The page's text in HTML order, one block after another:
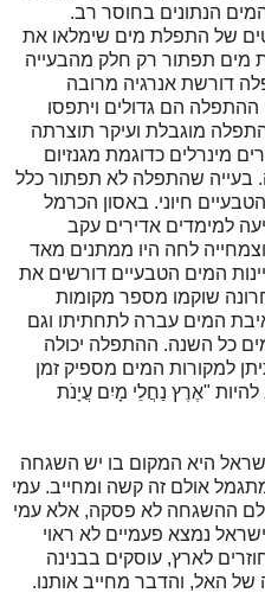
הנתונים בחוסר רב.
של התפלת מים שימלאו את
מים תפתור רק חלק מהבעייה
דורשת אנרגיה מרובה
הם גדולים ויתפסו
מוגבלת ועיקר תוצרתה
מינרלים כדוגמת מגנזיום
בעייה שהתפלה לא תפתור כלל
חיוני. באסון הכרמל
למימדים אדירים עקב
לחה היו ממתנים מאד
המים הטבעיים דורשים את
שוקמו מספר מקומות
המים עברה לתחתיתו וגם
כל השנה. ההתפלה יכולה
למקורות המים מספיק זמן
"אֶרֶץ נַחֲלֵי מָיִם עֲיָנֹת
היא המקום בו יש השגחה
אולם זה קשה ומחייב. עמי
ההשגחה לא פסקה, אלא עמי
נמצא פעמיים לא ראוי
לארץ, עוסקים בבנינה
של האל, והדבר מחייב אותנו.